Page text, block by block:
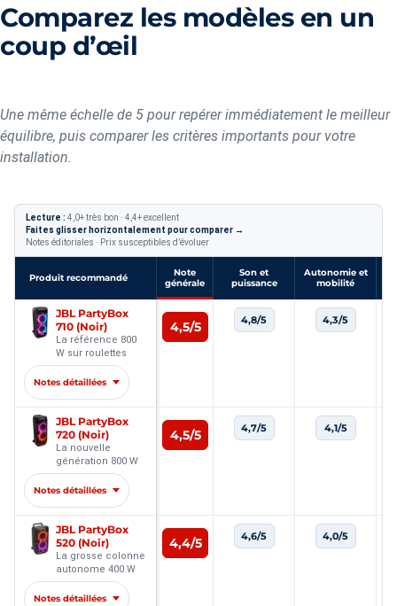
Comparez les modèles en un
coup d’œil
Une même échelle de 5 pour repérer immédiatement le meilleur
équilibre, puis comparer les critères importants pour votre
installation.
Lecture : 4,0+ très bon · 4,4+ excellent
Faites glisser horizontalement pour comparer →
Notes éditoriales · Prix susceptibles d’évoluer
Comparatif de Les 10 Meilleures grosses enceintes
Produit recommandé
Note
générale
Son et
puissance
Autonomie et
mobilité
JBL PartyBox
710 (Noir)
La référence 800
W sur roulettes
Notes détaillées
4,5/5 4,8/5 4,3/5
JBL PartyBox
720 (Noir)
La nouvelle
génération 800 W
Notes détaillées
4,5/5 4,7/5 4,1/5
JBL PartyBox
520 (Noir)
La grosse colonne
autonome 400 W
Notes détaillées
4,4/5 4,6/5 4,0/5